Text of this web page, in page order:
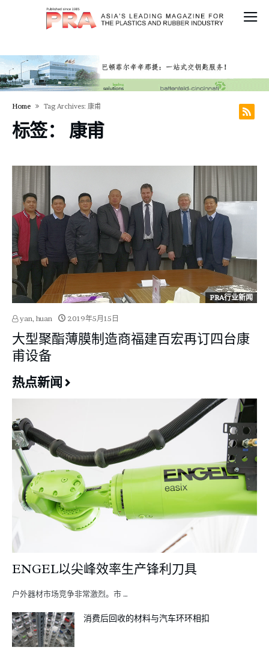
Home Tag Archives: 康甫
标签： 康甫
PRA行业新闻
yan, huan 2019年5月15日
大型聚酯薄膜制造商福建百宏再订四台康
甫设备
热点新闻
ENGEL以尖峰效率生产锋利刀具
户外器材市场竞争非常激烈。市 …
消费后回收的材料与汽车环环相扣